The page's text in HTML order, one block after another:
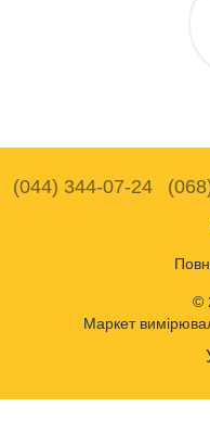
(044) 344-07-24
©
Маркет